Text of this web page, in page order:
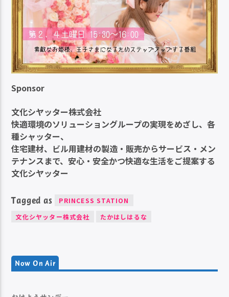
Sponsor
文化シヤッター株式会社
快適環境のソリューショングループの実現をめざし、各
種シャッター、
住宅建材、ビル用建材の製造・販売からサービス・メン
テナンスまで、安心・安全かつ快適な生活をご提案する
文化シヤッター
Tagged as
PRINCESS STATION
文化シヤッター株式会社
たかはしはるな
Now On Air